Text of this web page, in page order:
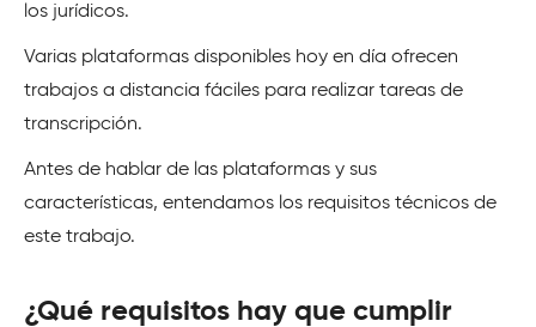
los jurídicos.
Varias plataformas disponibles hoy en día ofrecen
trabajos a distancia fáciles para realizar tareas de
transcripción.
Antes de hablar de las plataformas y sus
características, entendamos los requisitos técnicos de
este trabajo.
¿Qué requisitos hay que cumplir